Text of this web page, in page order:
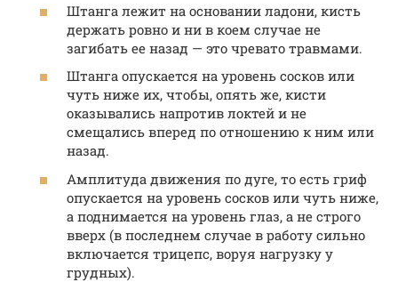
Штанга лежит на основании ладони, кисть
держать ровно и ни в коем случае не
загибать ее назад — это чревато травмами.
Штанга опускается на уровень сосков или
чуть ниже их, чтобы, опять же, кисти
оказывались напротив локтей и не
смещались вперед по отношению к ним или
назад.
Амплитуда движения по дуге, то есть гриф
опускается на уровень сосков или чуть ниже,
а поднимается на уровень глаз, а не строго
вверх (в последнем случае в работу сильно
включается трицепс, воруя нагрузку у
грудных).